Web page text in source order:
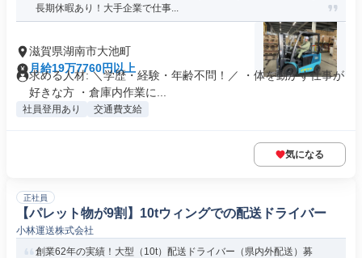
長期休暇あり！大手企業で仕事...
滋賀県湖南市大池町
月給19万7760円以上
求める人材: ＼学歴・経験・年齢不問！／ ・体を動かす仕事が
好きな方 ・倉庫内作業に...
社員登用あり 交通費支給
気になる
正社員
【パレット物が9割】10tウィングでの配送ドライバー
小林運送株式会社
創業62年の実績！大型（10t）配送ドライバー（県内外配送）募